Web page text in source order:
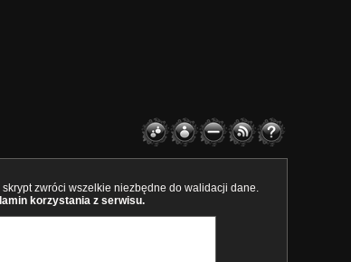
zwróci wszelkie niezbędne do walidacji dane.
korzystania z serwisu.